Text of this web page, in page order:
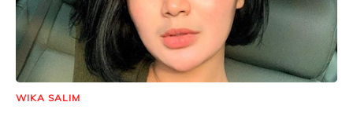
WIKA SALIM